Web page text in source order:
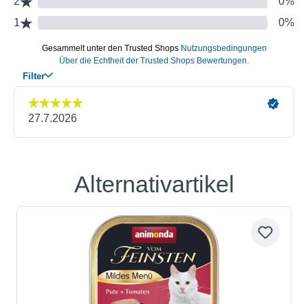
Produktgalerie überspringen
Alternativartikel